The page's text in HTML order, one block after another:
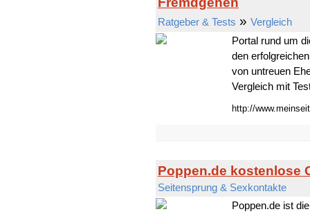
Ratgeber & Tests » Vergleich
Portal rund um
den
von untreuen
Vergleich mit
http://
Poppen.de kostenlose
Seitensprung & Sexkontakte
Poppen.de ist